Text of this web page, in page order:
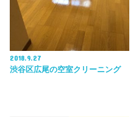
2018.9.27
渋谷区広尾の空室クリーニング